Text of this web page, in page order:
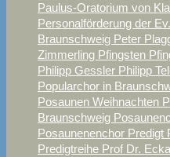
Paulus-Oratorium von
Personalförderung der
Braunschweig Peter
Zimmerling Pfingsten
Philipp Gessler Philipp
Popularchor in
Posaunen Weihnachten
Braunschweig
Posaunenenchor Predigt
Predigtreihe Prof Dr.